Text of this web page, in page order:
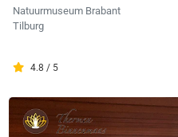
Natuurmuseum Brabant
Tilburg
4.8 / 5